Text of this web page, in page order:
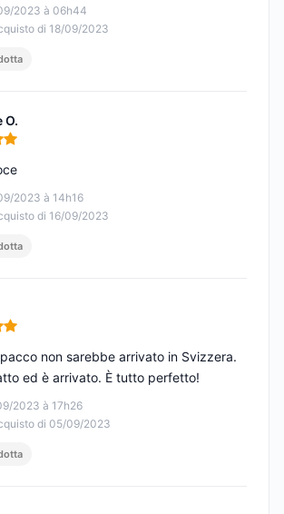
2023 à 06h44
di 18/09/2023
O.
5
2023 à 14h16
di 16/09/2023
5
2023 à 17h26
di 05/09/2023
non sarebbe arrivato in Svizzera.
ed è arrivato. È tutto perfetto!